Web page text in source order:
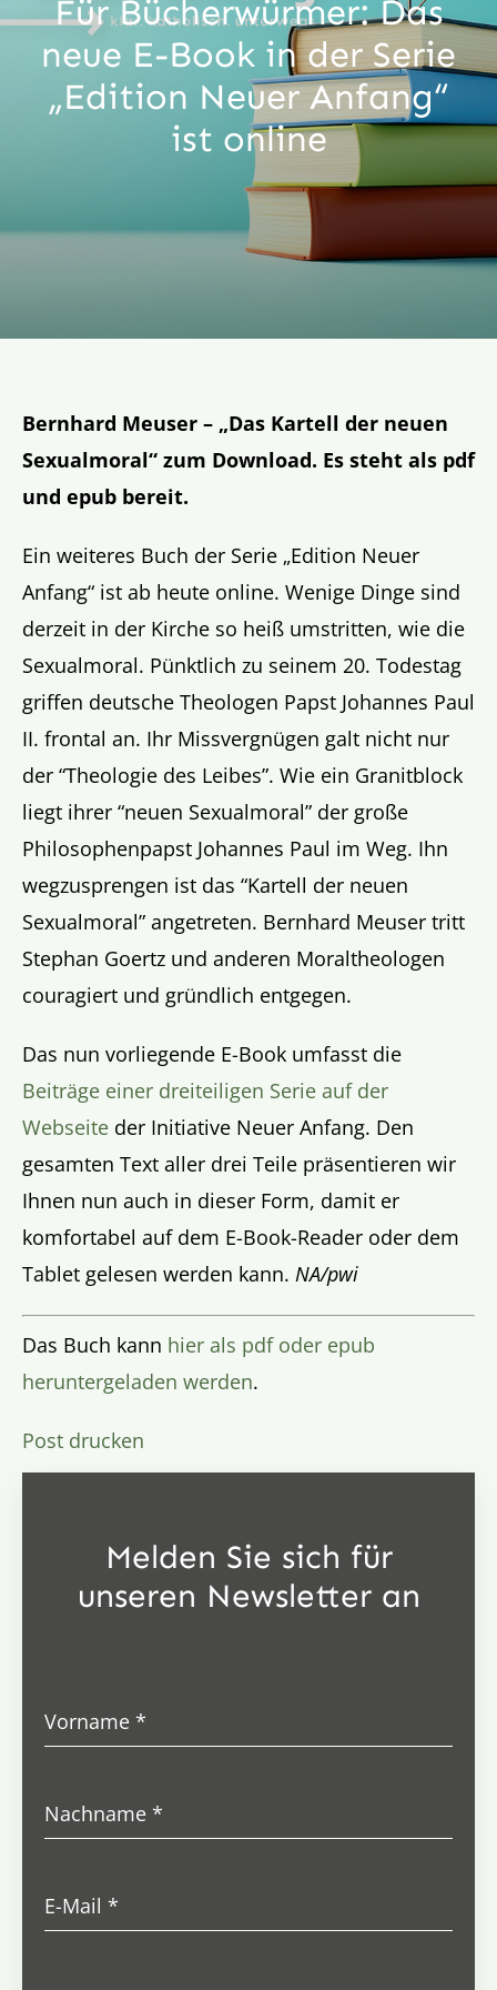
Aktion
Veröffentlichungen
Für Bücherwürmer: Das
neue E-Book in der Serie
„Edition Neuer Anfang“
ist online
Bernhard Meuser – „Das Kartell der neuen
Sexualmoral“ zum Download. Es steht als pdf
und epub bereit.
Ein weiteres Buch der Serie „Edition Neuer
Anfang“ ist ab heute online. Wenige Dinge sind
derzeit in der Kirche so heiß umstritten, wie die
Sexualmoral. Pünktlich zu seinem 20. Todestag
griffen deutsche Theologen Papst Johannes Paul
II. frontal an. Ihr Missvergnügen galt nicht nur
der “Theologie des Leibes”. Wie ein Granitblock
liegt ihrer “neuen Sexualmoral” der große
Philosophenpapst Johannes Paul im Weg. Ihn
wegzusprengen ist das “Kartell der neuen
Sexualmoral” angetreten. Bernhard Meuser tritt
Stephan Goertz und anderen Moraltheologen
couragiert und gründlich entgegen.
Das nun vorliegende E-Book umfasst die
Beiträge einer dreiteiligen Serie auf der
Webseite der Initiative Neuer Anfang. Den
gesamten Text aller drei Teile präsentieren wir
Ihnen nun auch in dieser Form, damit er
komfortabel auf dem E-Book-Reader oder dem
Tablet gelesen werden kann. NA/pwi
Das Buch kann hier als pdf oder epub
heruntergeladen werden.
Post drucken
Melden Sie sich für
unseren Newsletter an
Vorname*
Nachname*
E-Mail*